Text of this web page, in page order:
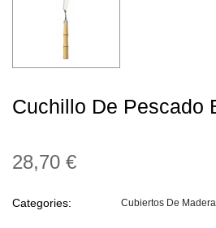
Cuchillo De Pescado
28,70 €
Categories: Cubiertos De Madera